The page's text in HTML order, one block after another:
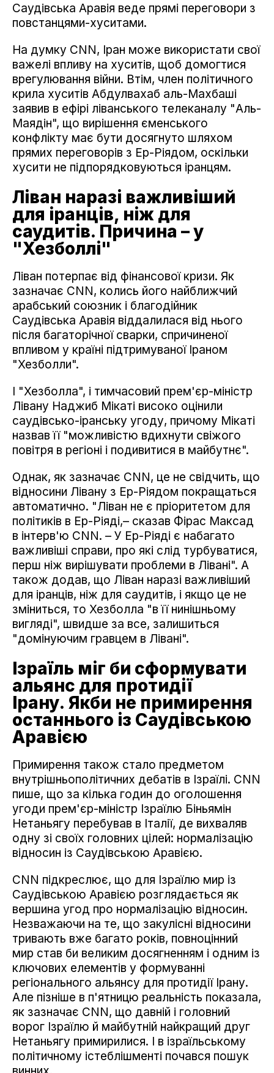
Саудівська Аравія веде прямі переговори з
повстанцями-хуситами.
На думку CNN, Іран може використати свої
важелі впливу на хуситів, щоб домогтися
врегулювання війни. Втім, член політичного
крила хуситів Абдулвахаб аль-Махбаші
заявив в ефірі ліванського телеканалу "Аль-
Маядін", що вирішення єменського
конфлікту має бути досягнуто шляхом
прямих переговорів з Ер-Ріядом, оскільки
хусити не підпорядковуються іранцям.
Ліван наразі важливіший
для іранців, ніж для
саудитів. Причина – у
"Хезболлі"
Ліван потерпає від фінансової кризи. Як
зазначає CNN, колись його найближчий
арабський союзник і благодійник
Саудівська Аравія віддалилася від нього
після багаторічної сварки, спричиненої
впливом у країні підтримуваної Іраном
"Хезболли".
І "Хезболла", і тимчасовий прем'єр-міністр
Лівану Наджиб Мікаті високо оцінили
саудівсько-іранську угоду, причому Мікаті
назвав її "можливістю вдихнути свіжого
повітря в регіоні і подивитися в майбутнє".
Однак, як зазначає CNN, це не свідчить, що
відносини Лівану з Ер-Ріядом покращаться
автоматично. "Ліван не є пріоритетом для
політиків в Ер-Ріяді,– сказав Фірас Максад
в інтерв'ю CNN. – У Ер-Ріяді є набагато
важливіші справи, про які слід турбуватися,
перш ніж вирішувати проблеми в Лівані". А
також додав, що Ліван наразі важливіший
для іранців, ніж для саудитів, і якщо це не
зміниться, то Хезболла "в її нинішньому
вигляді", швидше за все, залишиться
"домінуючим гравцем в Лівані".
Ізраїль міг би сформувати
альянс для протидії
Ірану. Якби не примирення
останнього із Саудівською
Аравією
Примирення також стало предметом
внутрішньополітичних дебатів в Ізраїлі. CNN
пише, що за кілька годин до оголошення
угоди прем'єр-міністр Ізраїлю Біньямін
Нетаньягу перебував в Італії, де вихваляв
одну зі своїх головних цілей: нормалізацію
відносин із Саудівською Аравією.
СNN підкреслює, що для Ізраїлю мир із
Саудівською Аравією розглядається як
вершина угод про нормалізацію відносин.
Незважаючи на те, що закулісні відносини
тривають вже багато років, повноцінний
мир став би великим досягненням і одним із
ключових елементів у формуванні
регіонального альянсу для протидії Ірану.
Але пізніше в п'ятницю реальність показала,
як зазначає CNN, що давній і головний
ворог Ізраїлю й майбутній найкращий друг
Нетаньягу примирилися. І в ізраїльському
політичному істеблішменті почався пошук